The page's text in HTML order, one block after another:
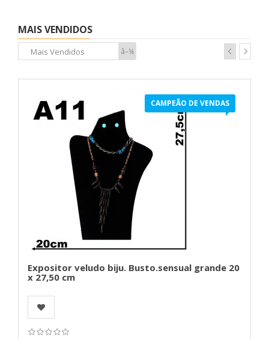
MAIS VENDIDOS
Mais Vendidos â–¼
CAMPEÃO DE VENDAS
Expositor veludo biju. Busto.sensual grande 20
x 27,50 cm